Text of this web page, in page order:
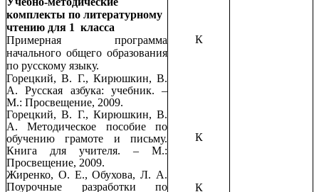
комплекты по литературному
чтению для 1 класса
Примерная программа
начального общего образования
по русскому языку.
Горецкий, В. Г., Кирюшкин, В.
А. Русская азбука: учебник. –
М.: Просвещение, 2009.
Горецкий, В. Г., Кирюшкин, В.
А. Методическое пособие по
обучению грамоте и письму.
Книга для учителя. – М.:
Просвещение, 2009.
Жиренко, О. Е., Обухова, Л. А.
Поурочные разработки по
К
К
К